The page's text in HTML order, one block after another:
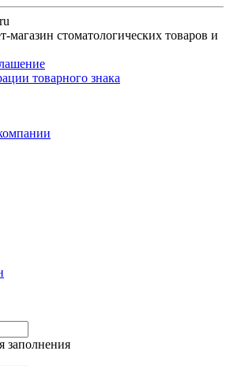
стоматологических товаров и
товарного знака
заполнения